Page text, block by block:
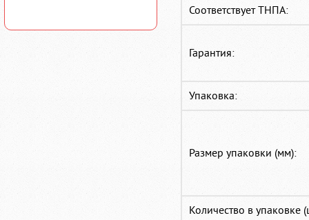
Соответствует ТНПА:
Гарантия:
Упаковка:
Размер упаковки (мм):
Количество в упаковке